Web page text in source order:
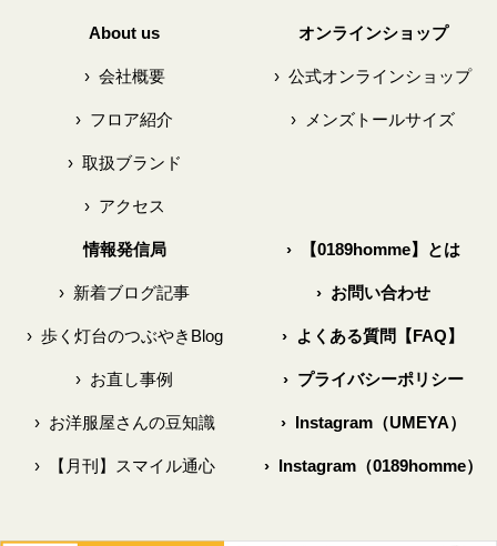
About us
›会社概要
› フロア紹介
›取扱ブランド
›アクセス
オンラインショップ
› 公式オンラインショップ
› メンズトールサイズ
情報発信局
› 新着ブログ記事
›歩く灯台のつぶやきBlog
› お直し事例
›お洋服屋さんの豆知識
›【月刊】スマイル通心
›【0189homme】とは
›お問い合わせ
› よくある質問【FAQ】
›プライバシーポリシー
›Instagram（UMEYA）
›Instagram（0189homme）